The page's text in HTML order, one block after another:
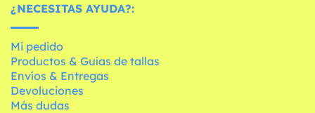
¿NECESITAS AYUDA?:
Mi pedido
Productos & Guías de tallas
Envíos & Entregas
Devoluciones
Más dudas